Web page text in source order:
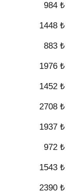
984 ₺
1448 ₺
883 ₺
1976 ₺
1452 ₺
2708 ₺
1937 ₺
972 ₺
1543 ₺
2390 ₺